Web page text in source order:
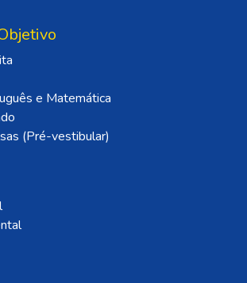
e Matemática
(Pré-vestibular)